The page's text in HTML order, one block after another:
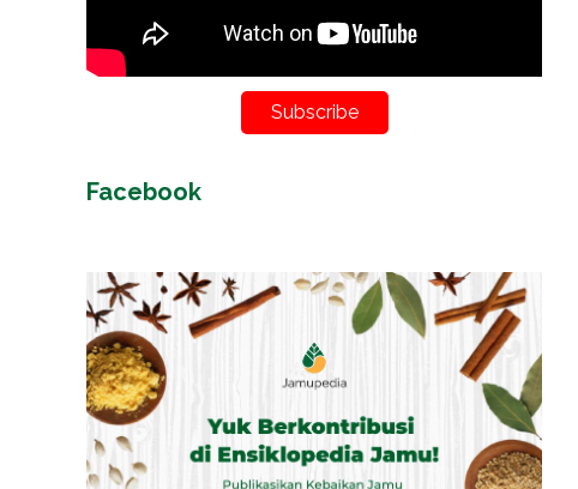
Subscribe
Facebook